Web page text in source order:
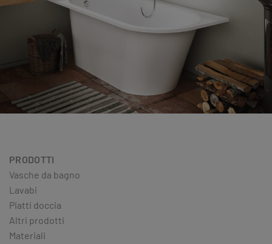
PRODOTTI
Vasche da bagno
Lavabi
Piatti doccia
Altri prodotti
Materiali